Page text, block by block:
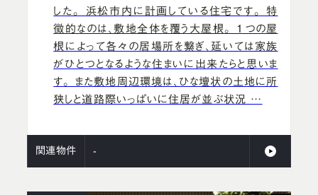
した。 浜松市内に計画している住宅です。 特
徴的なのは、敷地全体を覆う大屋根。 1つの屋
根によって各々の居場所を繋ぎ、延いては家族
がひとつとなるような住まいに出来たらと思いま
す。 また敷地周辺環境は、ひな壇状の土地に所
狭しと道路際いっぱいに住居が並ぶ状況 …
関連物件 -